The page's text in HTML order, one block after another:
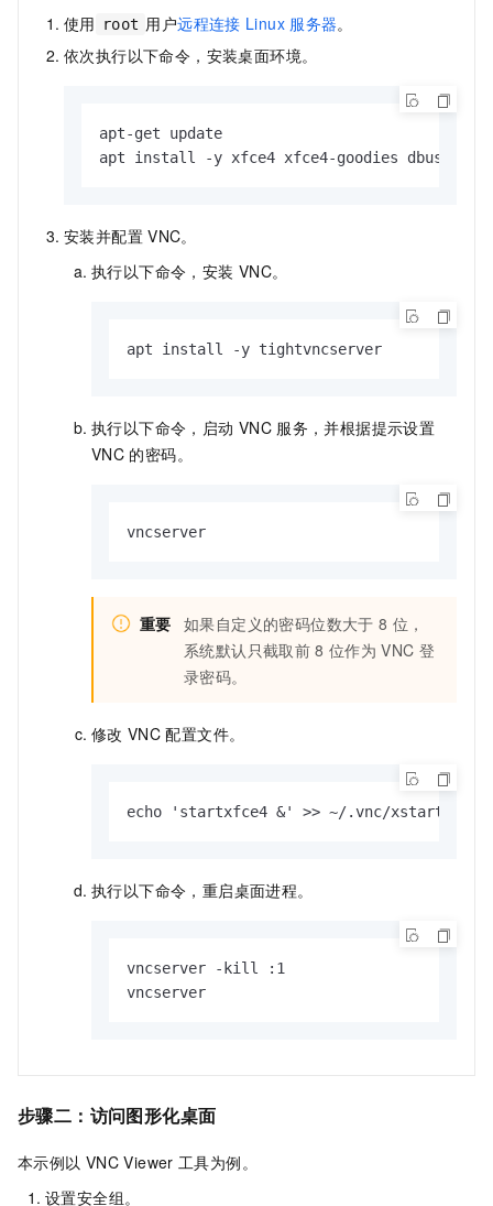
使用 root 用户远程连接 Linux 服务器。
依次执行以下命令，安装桌面环境。
apt-get update
apt install -y xfce4 xfce4-goodies dbus-x11
安装并配置 VNC。
执行以下命令，安装 VNC。
apt install -y tightvncserver
执行以下命令，启动 VNC 服务，并根据提示设置
VNC 的密码。
vncserver
重要 如果自定义的密码位数大于 8 位，
系统默认只截取前 8 位作为 VNC 登
录密码。
修改 VNC 配置文件。
echo 'startxfce4 &' >> ~/.vnc/xstartup
执行以下命令，重启桌面进程。
vncserver -kill :1
vncserver
步骤二：访问图形化桌面
本示例以 VNC Viewer 工具为例。
设置安全组。